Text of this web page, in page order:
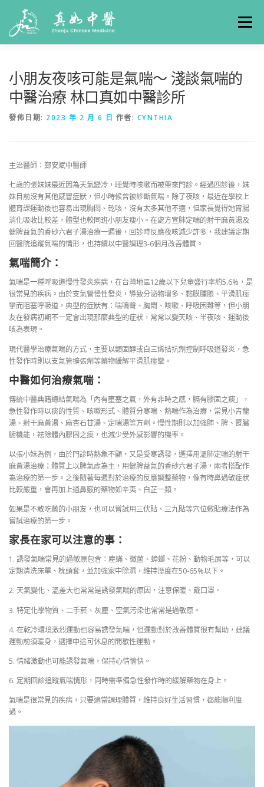
選單
小朋友夜咳可能是氣喘～ 淺談氣喘的
中醫治療 林口真如中醫診所
發佈日期: 2023 年 2 月 6 日 作者: CYNTHIA
主治醫師：鄭安斌中醫師
七歲的張妹妹最近因為天氣變冷，睡覺時咳嗽而被帶來門診。經過四診後，妹
妹目前沒有其他感冒症狀，但小時候曾被診斷氣喘。除了夜咳，最近在學校上
體育課運動後也容易出現胸悶、乾咳，沒有太多其他不適，但家長覺得她胃腸
消化吸收比較差，體型也較同班小朋友瘦小。在處方宣肺定喘的射干麻黃湯及
健脾益氣的香砂六君子湯治療一週後，回診時反應夜咳減少許多，我建議定期
回醫院追蹤氣喘的情形，也持續以中醫調理3-6個月改善體質。
氣喘簡介：
氣喘是一種呼吸道慢性發炎疾病，在台灣地區12歲以下兒童盛行率約5.6%，是
很常見的疾病。由於支氣管慢性發炎，導致分泌物增多、黏膜腫脹、平滑肌痙
攣而阻塞呼吸道，典型的症狀有：喘鳴聲、胸悶、咳嗽、呼吸困難等，但小朋
友在發病初期不一定會出現那麼典型的症狀，常常以變天咳、半夜咳、運動後
咳為表現。
現代醫學治療氣喘的方式，主要以類固醇或白三烯拮抗劑控制呼吸道發炎，急
性發作時則以支氣管擴張劑等藥物緩解平滑肌痙攣。
中醫如何治療氣喘：
傳統中醫典籍總結氣喘為「內有壅塞之氣，外有非時之感，膈有膠固之痰」，
急性發作時以痰的性質、咳嗽形式、體質分寒喘、熱喘作為治療，常見小青龍
湯、射干麻黃湯、麻杏石甘湯、定喘湯等方劑。慢性期則以加強肺、脾、腎臟
腑機能，祛除體內膠固之痰，也減少受外感影響的機率。
以張小妹為例，由於門診時熱象不顯，又是受寒誘發，選擇用溫肺定喘的射干
麻黃湯治療；體質上以脾氣虛為主，用健脾益氣的香砂六君子湯，兩者搭配作
為治療的第一步。之後隨著每週對於治療的反應調整藥物，像有時鼻過敏症狀
比較嚴重，會再加上通鼻竅的藥物如辛夷、白芷一類。
如果是不敢吃藥的小朋友，也可以嘗試用三伏貼、三九貼等穴位敷貼療法作為
嘗試治療的第一步。
家長在家可以注意的事：
1. 誘發氣喘常見的過敏原包含：塵蟎、黴菌、蟑螂、花粉、動物毛屑等，可以
定期清洗床單、枕頭套，並加強家中除濕，維持溼度在50-65%以下。
2. 天氣變化、溫差大也常常是誘發氣喘的原因，注意保暖、戴口罩。
3. 特定化學物質、二手菸、灰塵、空氣污染也常常是過敏原。
4. 在乾冷環境激烈運動也容易誘發氣喘，但運動對於改善體質很有幫助，建議
運動前須暖身，選擇中途可休息的間歇性運動。
5. 情緒激動也可能誘發氣喘，保持心情愉快。
6. 定期回診追蹤氣喘情形，同時需準備急性發作時的緩解藥物在身上。
氣喘是很常見的疾病，只要適當調理體質，維持良好生活習慣，都能順利度
過。